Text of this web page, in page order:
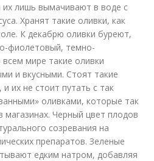
их лишь вымачивают в воде с
Хранят такие оливки, как
К декабрю оливки буреют,
фиолетовый, темно-
мире такие оливки
и вкусными. Стоят такие
их не стоит путать с так
оливками, которые так
Черный цвет плодов
созревания на
препаратов. Зеленые
едким натром, добавляя